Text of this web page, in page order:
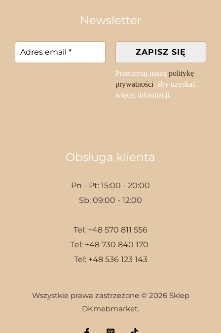
Newsletter
Przeczytaj naszą politykę
prywatności, aby uzyskać
więcej informacji.
Obsługa klienta
Pn - Pt: 15:00 - 20:00
Sb: 09:00 - 12:00
Tel: +48 570 811 556
Tel: +48 730 840 170
Tel: +48 536 123 143
Wszystkie prawa zastrzeżone © 2026 Sklep
DKmebmarket.